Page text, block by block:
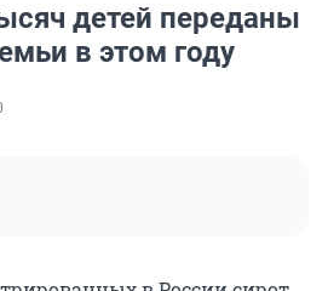
детей переданы
в этом году